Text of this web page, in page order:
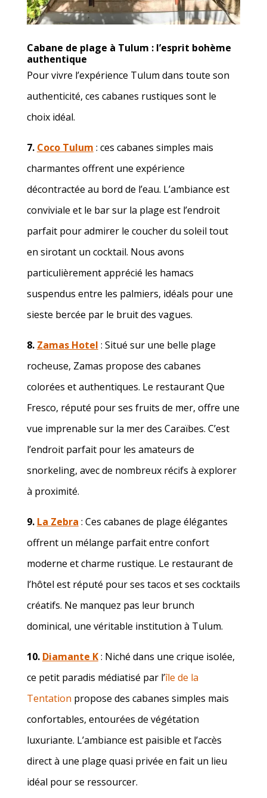
Cabane de plage à Tulum : l’esprit bohème
authentique
Pour vivre l’expérience Tulum dans toute son
authenticité, ces cabanes rustiques sont le
choix idéal.
7. Coco Tulum : ces cabanes simples mais
charmantes offrent une expérience
décontractée au bord de l’eau. L’ambiance est
conviviale et le bar sur la plage est l’endroit
parfait pour admirer le coucher du soleil tout
en sirotant un cocktail. Nous avons
particulièrement apprécié les hamacs
suspendus entre les palmiers, idéals pour une
sieste bercée par le bruit des vagues.
8. Zamas Hotel : Situé sur une belle plage
rocheuse, Zamas propose des cabanes
colorées et authentiques. Le restaurant Que
Fresco, réputé pour ses fruits de mer, offre une
vue imprenable sur la mer des Caraïbes. C’est
l’endroit parfait pour les amateurs de
snorkeling, avec de nombreux récifs à explorer
à proximité.
9. La Zebra : Ces cabanes de plage élégantes
offrent un mélange parfait entre confort
moderne et charme rustique. Le restaurant de
l’hôtel est réputé pour ses tacos et ses cocktails
créatifs. Ne manquez pas leur brunch
dominical, une véritable institution à Tulum.
10. Diamante K: Niché dans une crique isolée,
ce petit paradis médiatisé par l’île de la
Tentation propose des cabanes simples mais
confortables, entourées de végétation
luxuriante. L’ambiance est paisible et l’accès
direct à une plage quasi privée en fait un lieu
idéal pour se ressourcer.